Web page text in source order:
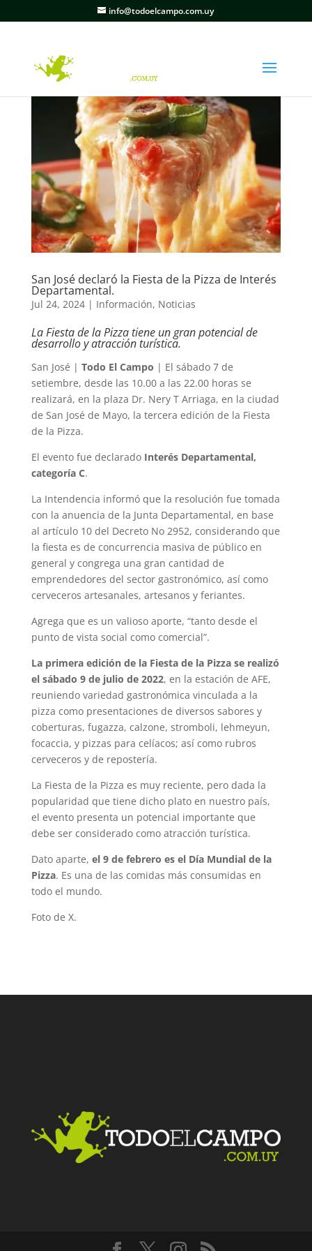
info@todoelcampo.com.uy
San José declaró la Fiesta de la Pizza de Interés
Departamental.
Jul 24, 2024| Información, Noticias
La Fiesta de la Pizza tiene un gran potencial de
desarrollo y atracción turística.
San José | Todo El Campo | El sábado 7 de
setiembre, desde las 10.00 a las 22.00 horas se
realizará, en la plaza Dr. Nery T Arriaga, en la ciudad
de San José de Mayo, la tercera edición de la Fiesta
de la Pizza.
El evento fue declarado Interés Departamental,
categoría C.
La Intendencia informó que la resolución fue tomada
con la anuencia de la Junta Departamental, en base
al artículo 10 del Decreto No 2952, considerando que
la fiesta es de concurrencia masiva de público en
general y congrega una gran cantidad de
emprendedores del sector gastronómico, así como
cerveceros artesanales, artesanos y feriantes.
Agrega que es un valioso aporte, “tanto desde el
punto de vista social como comercial”.
La primera edición de la Fiesta de la Pizza se realizó
el sábado 9 de julio de 2022, en la estación de AFE,
reuniendo variedad gastronómica vinculada a la
pizza como presentaciones de diversos sabores y
coberturas, fugazza, calzone, stromboli, lehmeyun,
focaccia, y pizzas para celíacos; así como rubros
cerveceros y de repostería.
La Fiesta de la Pizza es muy reciente, pero dada la
popularidad que tiene dicho plato en nuestro país,
el evento presenta un potencial importante que
debe ser considerado como atracción turística.
Dato aparte, el 9 de febrero es el Día Mundial de la
Pizza. Es una de las comidas más consumidas en
todo el mundo.
Foto de X.